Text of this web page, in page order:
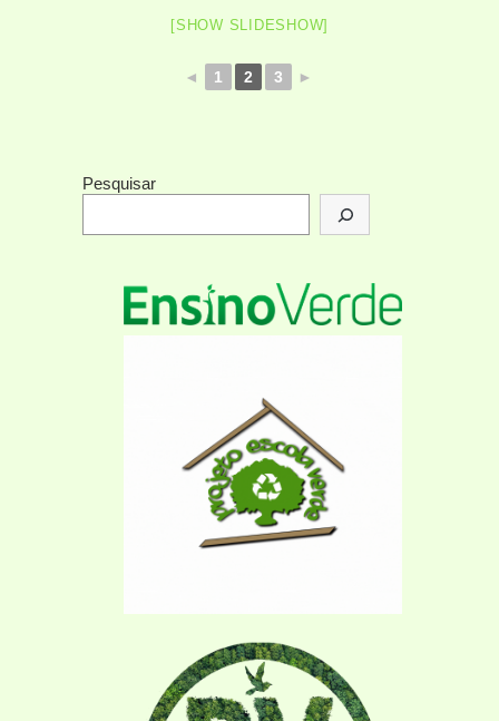
[SHOW SLIDESHOW]
◄ 1 2 3 ►
Pesquisar